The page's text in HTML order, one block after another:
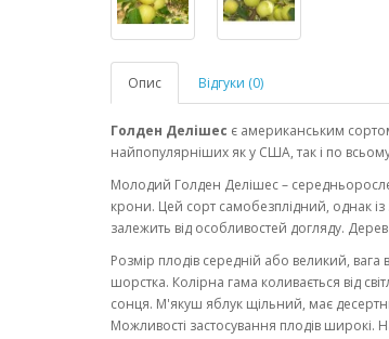
Опис Відгуки (0)
Голден Делішес є американським
найпопулярніших як у США, так і по всьому
Молодий Голден Делішес –
крони. Цей сорт самобезплідний, однак
залежить від особливостей догляду.
Розмір плодів середній або великий,
шорстка. Колірна гама коливається від
сонця. М'якуш яблук щільний, має
Можливості застосування плодів широкі.